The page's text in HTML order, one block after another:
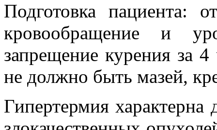
Подготовка пациента:
кровообращение и
запрещение курения за
не должно быть мазей,
Гипертермия характерна